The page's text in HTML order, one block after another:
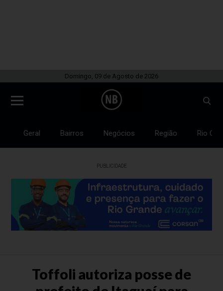
Domingo, 09 de Agosto de 2026
Geral Bairros Negócios Região Rio
PUBLICIDADE
Toffoli autoriza posse de